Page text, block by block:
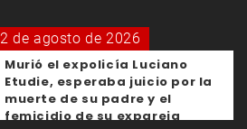
2 de agosto de 2026
Murió el expolicía Luciano
Etudie, esperaba juicio por la
muerte de su padre y el
femicidio de su expareja